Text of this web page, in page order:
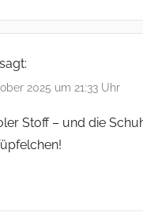
sagt:
2025 um 21:33 Uhr
Stoff – und die